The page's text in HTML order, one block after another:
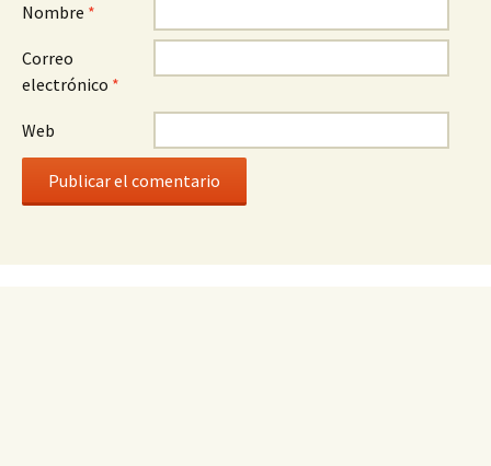
Nombre *
Correo
electrónico *
Web